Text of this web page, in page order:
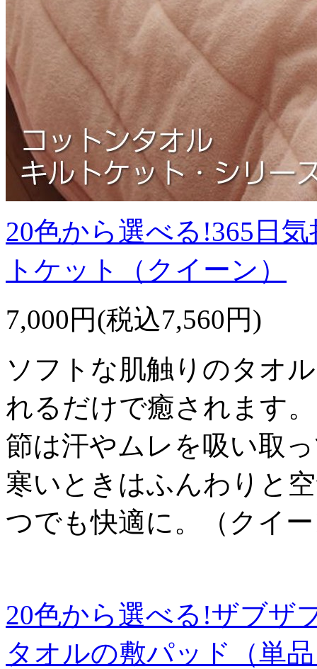
20色から選べる!365日
トケット（クイーン）
7,000円(税込7,560円)
ソフトな肌触りのタオ
れるだけで癒されます
節は汗やムレを吸い取
寒いときはふんわりと
つでも快適に。（クイ
20色から選べる!ザブザ
タオルの敷パッド（単